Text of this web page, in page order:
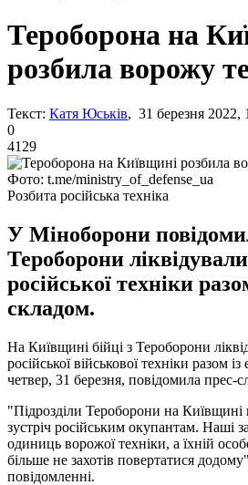
Тероборона на
розбила ворожу
Текст: Катя Юськів, 31 березня 2022,
0
4129
Фото: t.me/ministry_of_defense_ua
Розбита російська техніка
У Міноборони
Тероборони
російської техніки
складом.
На Київщині бійці з Тероборони
російської військової техніки разом
четвер, 31 березня, повідомила
"Підрозділи Тероборони на Київщині
зустріч російським окупантам. Наші
одиниць ворожої техніки, а їхній
більше не захотів повертатися
повідомленні.